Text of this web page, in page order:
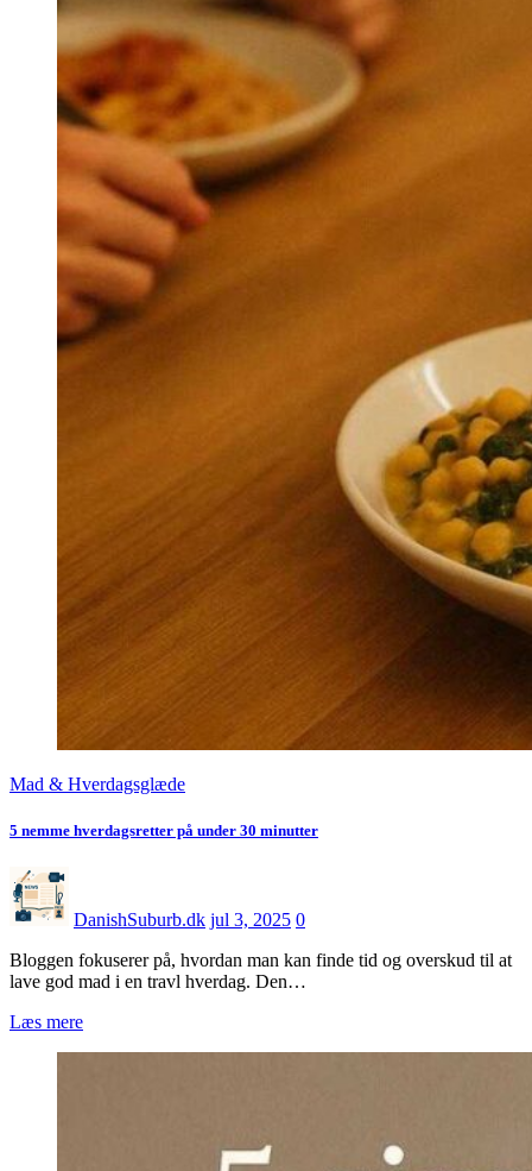
Mad & Hverdagsglæde
5 nemme hverdagsretter på under 30 minutter
DanishSuburb.dk jul 3, 2025 0
Bloggen fokuserer på, hvordan man kan finde tid og overskud til at
lave god mad i en travl hverdag. Den…
Læs mere